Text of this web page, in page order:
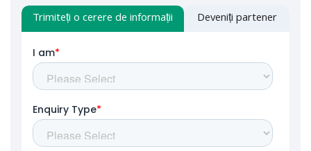
Trimiteți o cerere de informații Deveniți partener